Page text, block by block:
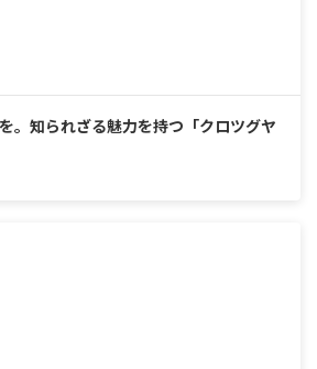
。知られざる魅力を持つ「クロツグヤ